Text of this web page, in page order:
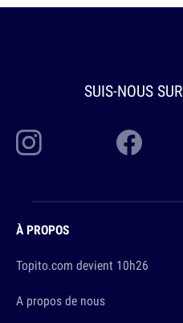
SUIS-NOUS SUR
À PROPOS
Topito.com devient 10h26
A propos de nous